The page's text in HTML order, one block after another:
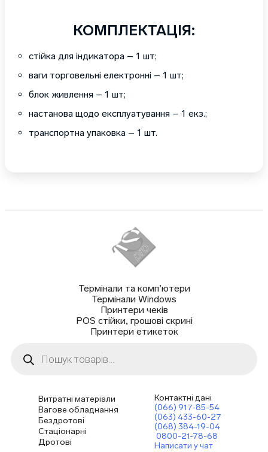
КОМПЛЕКТАЦІЯ:
стійка для індикатора – 1 шт;
ваги торговельні електронні – 1 шт;
блок живлення – 1 шт;
настанова щодо експлуатування – 1 екз.;
транспортна упаковка – 1 шт.
Термінали та комп’ютери
Термінали Windows
Принтери чеків
POS стійки, грошові скрині
Принтери етикеток
товарів
Витратні матеріали
Вагове обладнання
Бездротові
Стаціонарні
Дротові
Контактні дані
(066) 917-85-54
(063) 433-60-27
(068) 384-19-04
0800-21-78-68
Написати у чат